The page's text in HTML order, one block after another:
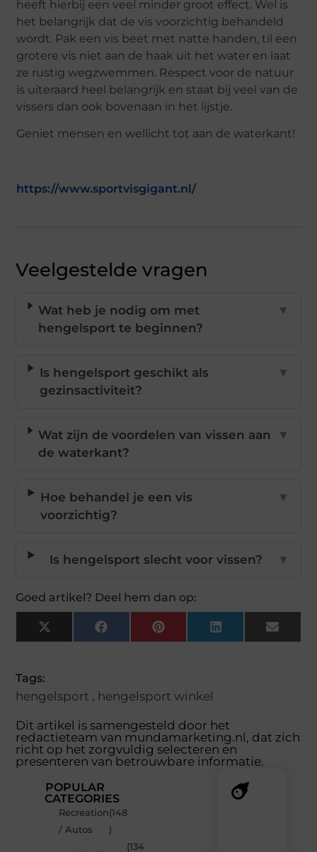
heeft hierbij een veel minder groot effect. Wel is
het belangrijk dat de vis voorzichtig behandeld
wordt. Pak een vis beet met natte handen, til een
grotere vis niet aan de haak uit het water en laat
ze rustig wegzwemmen. Respect voor de natuur
is uiteraard heel belangrijk en staat bij veel van de
vissers dan ook bovenaan in het lijstje.
Geniet mensen en wellicht tot aan de waterkant!
https://www.sportvisgigant.nl/
Veelgestelde vragen
Wat heb je nodig om met
hengelsport te beginnen?
▼
Is hengelsport geschikt als
gezinsactiviteit?
▼
Wat zijn de voordelen van vissen aan
de waterkant?
▼
Hoe behandel je een vis
voorzichtig?
▼
Is hengelsport slecht voor vissen? ▼
Goed artikel? Deel hem dan op:
X
(Twitter)
FacebookPinterestLinkedInEmail
Tags:
hengelsport , hengelsport winkel
Dit artikel is samengesteld door het
redactieteam van mundamarketing.nl, dat zich
richt op het zorgvuldig selecteren en
presenteren van betrouwbare informatie.
POPULAR
CATEGORIES
Recreation
/ Autos
(148
)
(134